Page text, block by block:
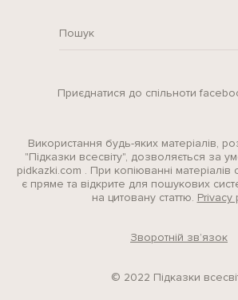
Приєднатися до спільноти
Використання будь-яких матеріалів,
"Підказки всесвіту", дозволяється за
pidkazki.com . При копіюванні
є пряме та відкрите для пошукових
на цитовану статтю. Privacy
Зворотній зв’язок
© 2022 Підказки